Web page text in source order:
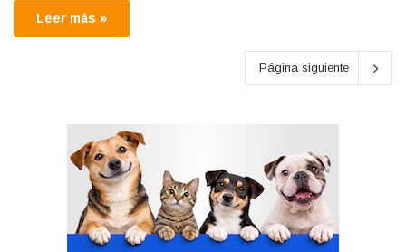
Leer más »
Página siguiente